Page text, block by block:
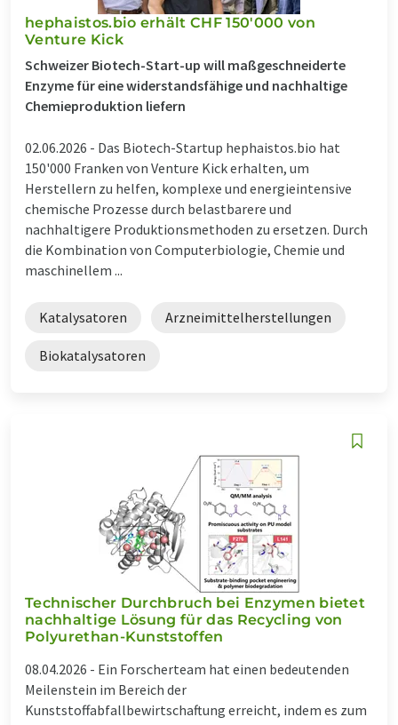
hephaistos.bio erhält CHF 150'000 von
Venture Kick
Schweizer Biotech-Start-up will maßgeschneiderte
Enzyme für eine widerstandsfähige und nachhaltige
Chemieproduktion liefern
02.06.2026 - Das Biotech-Startup hephaistos.bio hat
150'000 Franken von Venture Kick erhalten, um
Herstellern zu helfen, komplexe und energieintensive
chemische Prozesse durch belastbarere und
nachhaltigere Produktionsmethoden zu ersetzen. Durch
die Kombination von Computerbiologie, Chemie und
maschinellem ...
Katalysatoren Arzneimittelherstellungen
Biokatalysatoren
Technischer Durchbruch bei Enzymen bietet
nachhaltige Lösung für das Recycling von
Polyurethan-Kunststoffen
08.04.2026 - Ein Forscherteam hat einen bedeutenden
Meilenstein im Bereich der
Kunststoffabfallbewirtschaftung erreicht, indem es zum